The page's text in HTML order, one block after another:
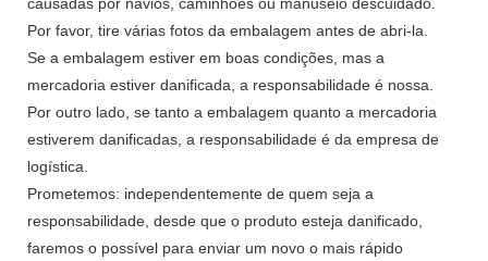
Por favor, tire várias fotos da embalagem antes de abri-la.
Se a embalagem estiver em boas condições, mas a
mercadoria estiver danificada, a responsabilidade é nossa.
Por outro lado, se tanto a embalagem quanto a mercadoria
estiverem danificadas, a responsabilidade é da empresa de
logística.
Prometemos: independentemente de quem seja a
responsabilidade, desde que o produto esteja danificado,
faremos o possível para enviar um novo o mais rápido